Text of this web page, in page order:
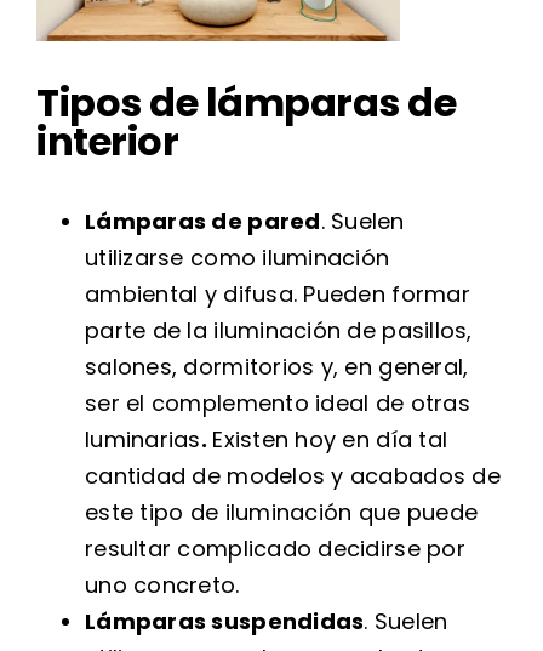
Tipos de lámparas de
interior
Lámparas de pared. Suelen
utilizarse como iluminación
ambiental y difusa. Pueden formar
parte de la iluminación de pasillos,
salones, dormitorios y, en general,
ser el complemento ideal de otras
luminarias. Existen hoy en día tal
cantidad de modelos y acabados de
este tipo de iluminación que puede
resultar complicado decidirse por
uno concreto.
Lámparas suspendidas. Suelen